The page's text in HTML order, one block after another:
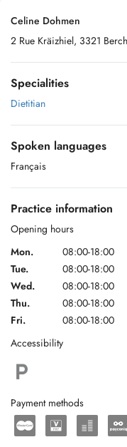
Celine Dohmen
2 Rue Kräizhiel, 3321
Specialities
Dietitian
Spoken languages
Français
Practice information
Opening hours
Mon.
08:00-18:00
Tue.
08:00-18:00
Wed.
08:00-18:00
Thu.
08:00-18:00
Fri.
08:00-18:00
Accessibility
Payment methods